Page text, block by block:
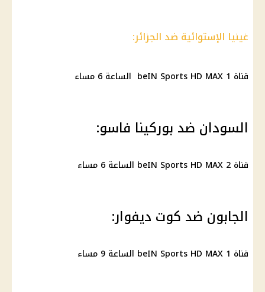
غينيا الإستوائية ضد الجزائر:
قناة beIN Sports HD MAX 1 الساعة 6 مساء
السودان ضد بوركينا فاسو:
قناة beIN Sports HD MAX 2 الساعة 6 مساء
الجابون ضد كوت ديفوار:
قناة beIN Sports HD MAX 1 الساعة 9 مساء